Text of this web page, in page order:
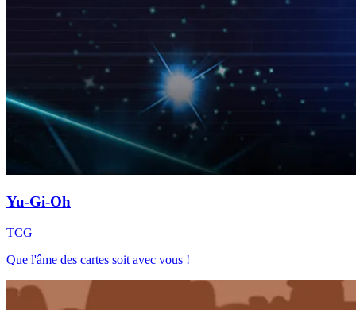
Yu-Gi-Oh
TCG
Que l'âme des cartes soit avec vous !